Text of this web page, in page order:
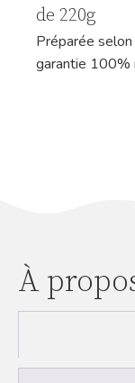
de 220g
Préparée
garantie 100%
À